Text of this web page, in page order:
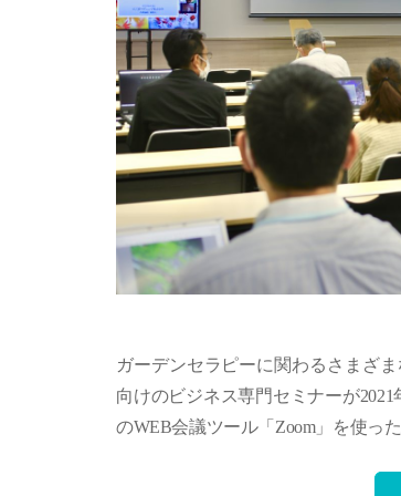
ガーデンセラピーに関わるさまざ
向けのビジネス専門セミナーが
のWEB会議ツール「Zoom」を使っ